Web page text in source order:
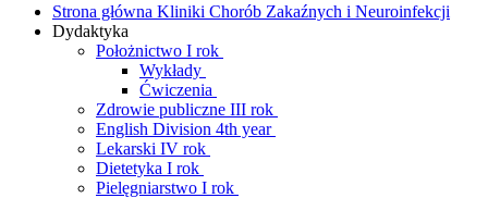
Strona główna Kliniki Chorób Zakaźnych i Neuroinfekcji
Dydaktyka
Położnictwo I rok
Wykłady
Ćwiczenia
Zdrowie publiczne III rok
English Division 4th year
Lekarski IV rok
Dietetyka I rok
Pielęgniarstwo I rok